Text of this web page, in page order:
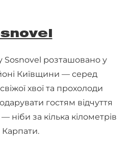
Sosnovel розташовано у
Київщини — серед
хвої та прохолоди
гостям відчуття
за кілька кілометрів
Карпати.